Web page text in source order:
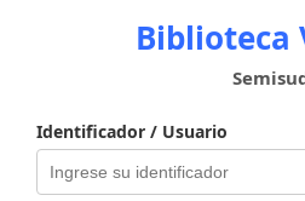
Biblioteca
Identificador / Usuario